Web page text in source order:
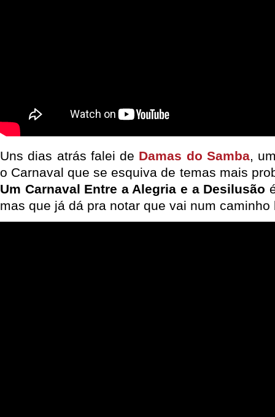
Uns dias atrás falei de Damas do Samba,
o Carnaval que se esquiva de temas mais
Um Carnaval Entre a Alegria e a Desilusão
mas que já dá pra notar que vai num caminho